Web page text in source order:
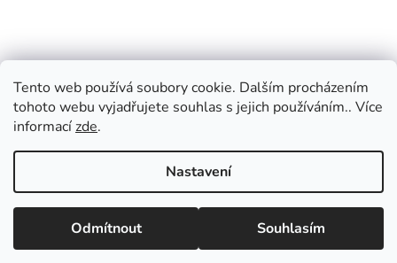
Tento web používá soubory cookie. Dalším procházením
tohoto webu vyjadřujete souhlas s jejich používáním.. Více
informacízde.
Nastavení
Odmítnout Souhlasím
Vážení zákazníci, v případě dotazů vás prosíme
o přednostní e-mailovou komunikaci, kterou
vyřizujeme průběžně po celý den. Pokud
upřednostňujete telefonický kontakt, napište